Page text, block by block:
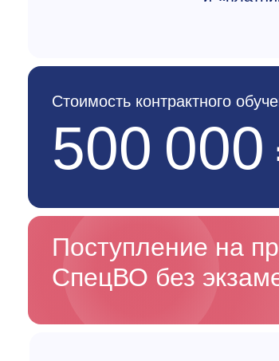
Стоимость контрактного
500 000
Поступление на
СпецВО без